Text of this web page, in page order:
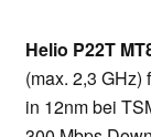
Helio P22T
(max. 2,3 GHz)
in 12nm bei